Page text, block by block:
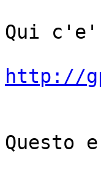
Qui
http://
Questo